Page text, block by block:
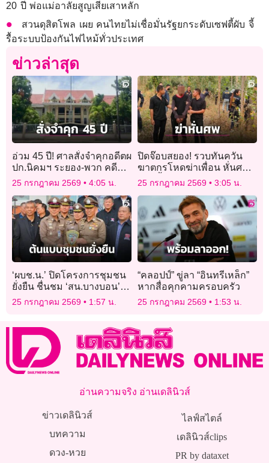
20 ปี พ่อแม่อาลัยสูญเสียเสาหลัก
สวนดุสิตโพล เผย คนไทยไม่เชื่อมั่นรัฐยกระดับเซฟตี้ผับ จี้
รื้อระบบป้องกันไฟไหม้ทั่วประเทศ
ข่าวล่าสุด
อ่วม 45 ปี! ศาลสั่งจำคุกอดีตผ
ปก.นิคมฯ ระยอง-พวก คดี
โกงงบฝึกอบรมฯ
25 กรกฎาคม 2569 4:05 น.
ปิดจ๊อบสยอง! รวบทันควัน
ฆาตกรโหดฆ่าเพื่อน หั่นศพ
แยกทิ้งอำพราง
25 กรกฎาคม 2569 3:05 น.
‘ผบช.น.’ ปิดโครงการชุมชน
ยั่งยืน ชื่นชม ‘สน.บางบอน’
ต้นแบบชุมชนปลอดยาเสพติด
25 กรกฎาคม 2569 1:57 น.
“คลอปป์” ขู่ลา “อินทรีเหล็ก”
หากสื่อคุกคามครอบครัว
25 กรกฎาคม 2569 1:53 น.
อ่านความจริง อ่านเดลินิวส์
ข่าวเดลินิวส์
บทความ
ดวง-หวย
ไลฟ์สไตล์
เดลินิวส์clips
PR by dataxet